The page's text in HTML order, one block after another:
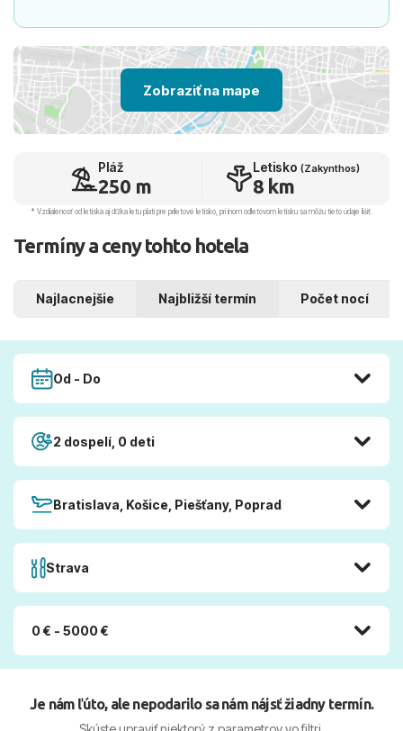
Zobraziť na mape
Pláž
250 m
Letisko (Zakynthos)
8 km
* Vzdialenosť od letiska aj dľžka letu platí pre príletové letisko, pri inom odletovom letisku sa môžu tieto údaje líšiť.
Termíny a ceny tohto hotela
Najlacnejšie Najbližší termín Počet nocí
Od - Do
2 dospelí, 0 deti
Bratislava, Košice, Piešťany, Poprad
Strava
0 € - 5000 €
Je nám ľúto, ale nepodarilo sa nám nájsť žiadny termín.